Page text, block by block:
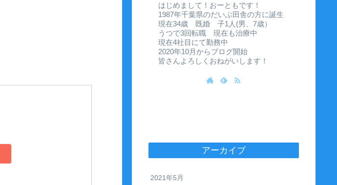
はじめまして！おーともです！
1987年千葉県のだいぶ田舎の方に誕生
現在34歳 既婚 子1人(男、7歳）
うつで3回転職 現在も治療中
現在4社目にて勤務中
2020年10月からブログ開始
皆さんよろしくおねがいします！
アーカイブ
2021年5月